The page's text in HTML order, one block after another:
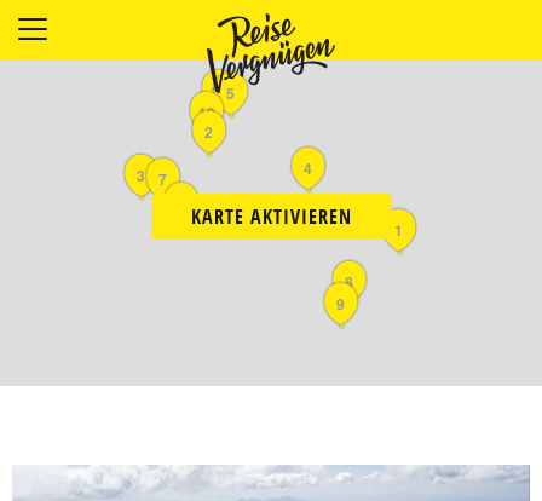
LÄNDER
PLANUNG
KARTE AKTIVIEREN
4
7
8
1
2
3
115
10
9